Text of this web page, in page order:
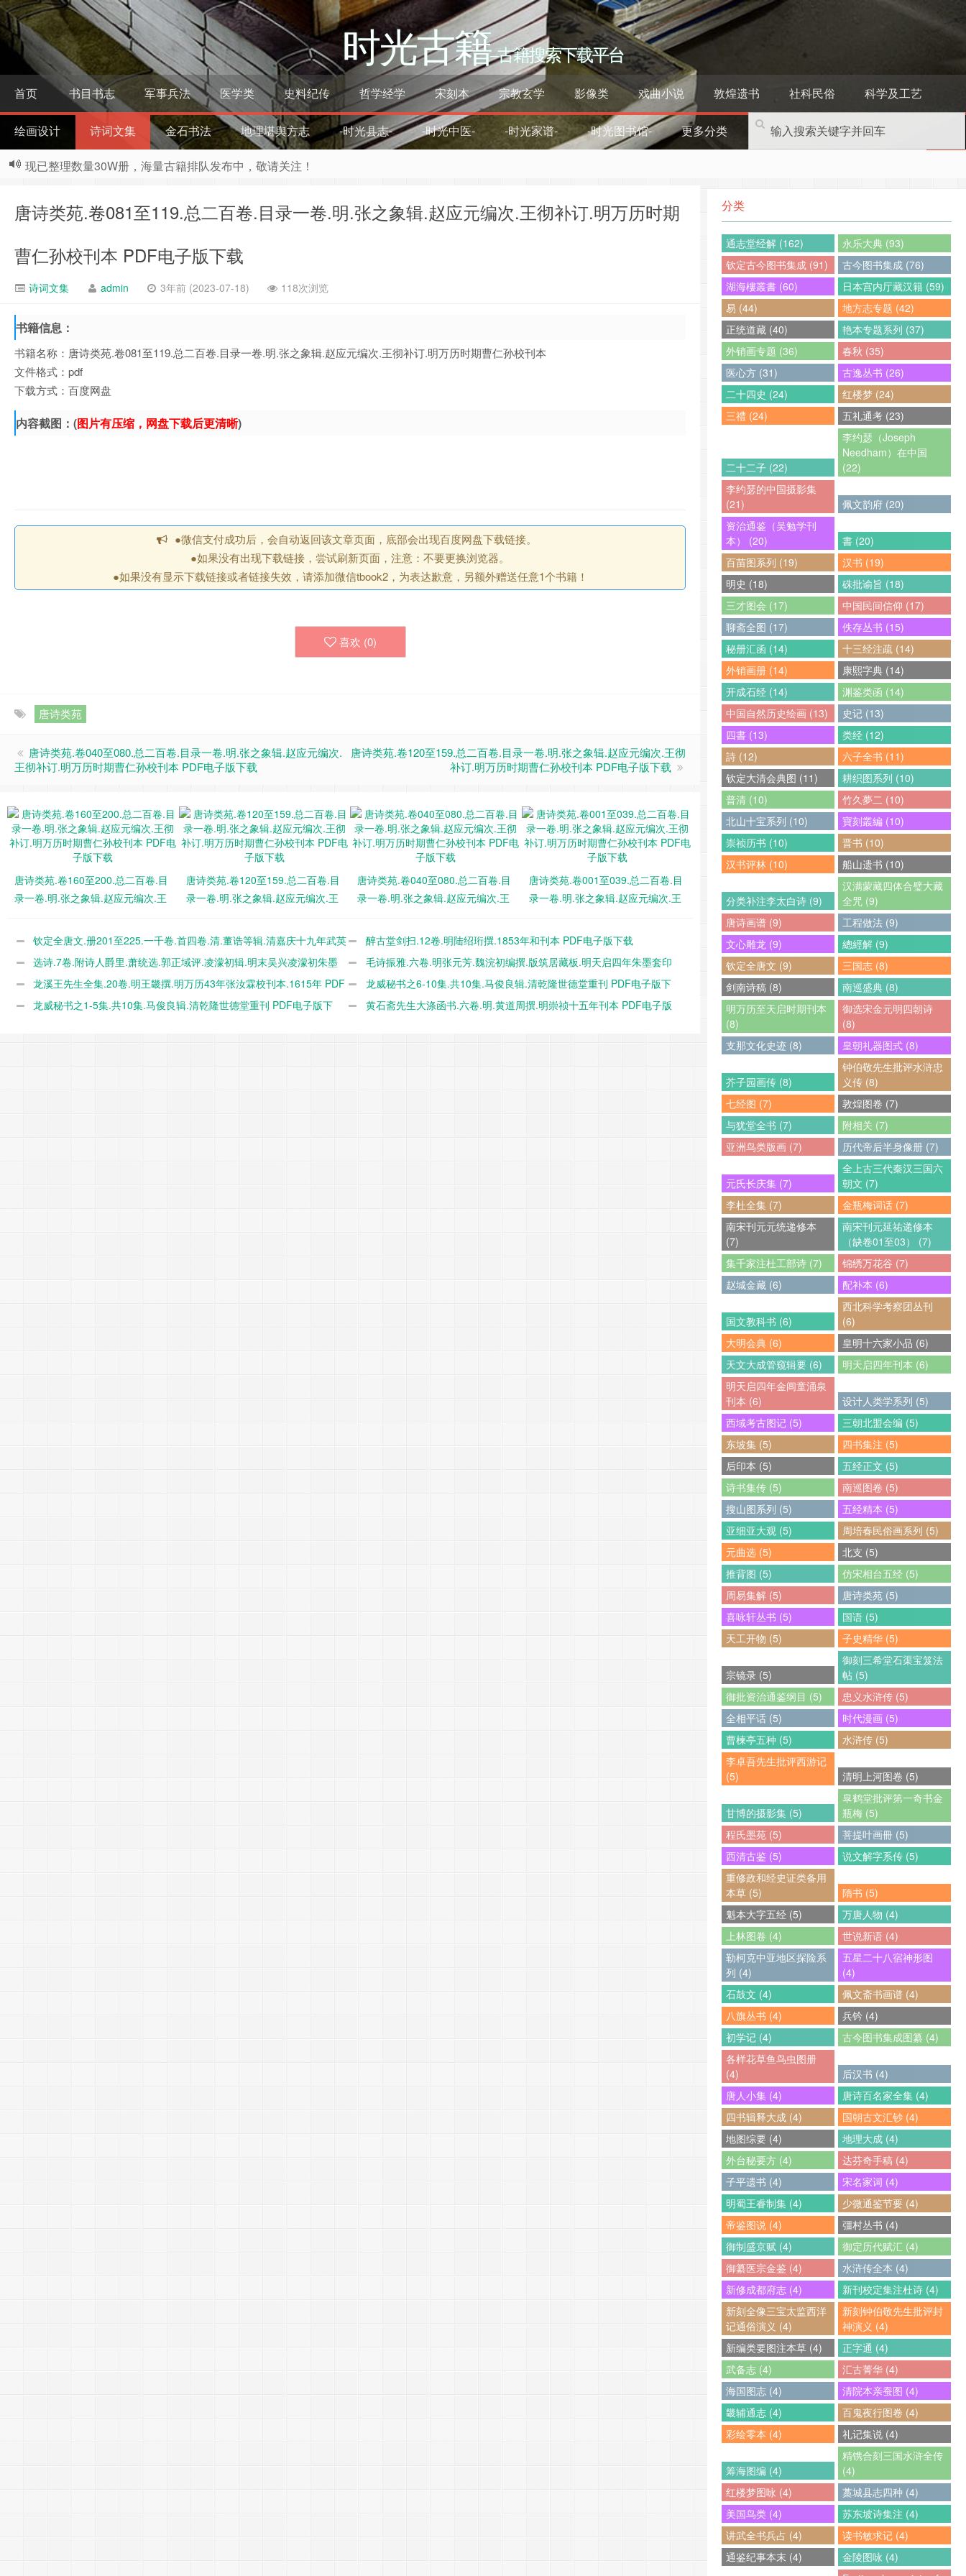
时光古籍–古籍搜索下载平台
首页 书目书志 军事兵法 医学类 史料纪传 哲学经学 宋刻本 宗教玄学 影像类 戏曲小说 敦煌遗书 社科民俗 科学及工艺
绘画设计 诗词文集 金石书法 地理堪舆方志 -时光县志- -时光中医- -时光家谱- -时光图书馆- 更多分类
现已整理数量30W册，海量古籍排队发布中，敬请关注！
唐诗类苑.卷081至119.总二百卷.目录一卷.明.张之象辑.赵应元编次.王彻补订.明万历时期
曹仁孙校刊本 PDF电子版下载
诗词文集 admin 3年前 (2023-07-18) 118次浏览
书籍信息：
书籍名称：唐诗类苑.卷081至119.总二百卷.目录一卷.明.张之象辑.赵应元编次.王彻补订.明万历时期曹仁孙校刊本
文件格式：pdf
下载方式：百度网盘
内容截图：(图片有压缩，网盘下载后更清晰)
●微信支付成功后，会自动返回该文章页面，底部会出现百度网盘下载链接。
●如果没有出现下载链接，尝试刷新页面，注意：不要更换浏览器。
●如果没有显示下载链接或者链接失效，请添加微信tbook2，为表达歉意，另额外赠送任意1个书籍！
喜欢 (0)
唐诗类苑
唐诗类苑.卷040至080.总二百卷.目录一卷.明.张之象辑.赵应元编次.
王彻补订.明万历时期曹仁孙校刊本 PDF电子版下载
唐诗类苑.卷120至159.总二百卷.目录一卷.明.张之象辑.赵应元编次.王彻
补订.明万历时期曹仁孙校刊本 PDF电子版下载
唐诗类苑.卷160至200.总二百卷.目
录一卷.明.张之象辑.赵应元编次.王
PDF电子版下载
唐诗类苑.卷120至159.总二百卷.目
录一卷.明.张之象辑.赵应元编次.王
PDF电子版下载
唐诗类苑.卷040至080.总二百卷.目
录一卷.明.张之象辑.赵应元编次.王
PDF电子版下载
唐诗类苑.卷001至039.总二百卷.目
录一卷.明.张之象辑.赵应元编次.王
PDF电子版下载
钦定全唐文.册201至225.一千卷.首四卷.清.董诰等辑.清嘉庆十九年武英
殿刊本 PDF电子版下载
醉古堂剑扫.12卷.明陆绍珩撰.1853年和刊本 PDF电子版下载
选诗.7卷.附诗人爵里.萧统选.郭正域评.凌濛初辑.明末吴兴凌濛初朱墨
套印本 PDF电子版下载
毛诗振雅.六卷.明张元芳.魏浣初编撰.版筑居藏板.明天启四年朱墨套印
本.1624年 PDF电子版下载
龙溪王先生全集.20卷.明王畿撰.明万历43年张汝霖校刊本.1615年 PDF
电子版下载
龙威秘书之6-10集.共10集.马俊良辑.清乾隆世德堂重刊 PDF电子版下
载
龙威秘书之1-5集.共10集.马俊良辑.清乾隆世德堂重刊 PDF电子版下
黄石斋先生大涤函书.六卷.明.黄道周撰.明崇祯十五年刊本 PDF电子版
分类
通志堂经解 (162)
永乐大典 (93)
钦定古今图书集成 (91)
古今图书集成 (76)
湖海樓叢書 (60)
日本宫内厅藏汉籍 (59)
易 (44)
地方志专题 (42)
正统道藏 (40)
艳本专题系列 (37)
外销画专题 (36)
春秋 (35)
医心方 (31)
古逸丛书 (26)
二十四史 (24)
红楼梦 (24)
三禮 (24)
五礼通考 (23)
二十二子 (22)
李约瑟（Joseph
Needham）在中国
(22)
李约瑟的中国摄影集
(21)
佩文韵府 (20)
资治通鉴（吴勉学刊
本） (20)
書 (20)
百苗图系列 (19)
汉书 (19)
明史 (18)
硃批谕旨 (18)
三才图会 (17)
中国民间信仰 (17)
聊斋全图 (17)
佚存丛书 (15)
秘册汇函 (14)
十三经注疏 (14)
外销画册 (14)
康熙字典 (14)
开成石经 (14)
渊鉴类函 (14)
中国自然历史绘画 (13)
史记 (13)
四書 (13)
类经 (12)
詩 (12)
六子全书 (11)
钦定大清会典图 (11)
耕织图系列 (10)
普清 (10)
竹久夢二 (10)
北山十宝系列 (10)
寶刻叢編 (10)
崇祯历书 (10)
晋书 (10)
汉书评林 (10)
船山遗书 (10)
分类补注李太白诗 (9)
汉满蒙藏四体合璧大藏
全咒 (9)
唐诗画谱 (9)
工程做法 (9)
文心雕龙 (9)
總經解 (9)
钦定全唐文 (9)
三国志 (8)
剑南诗稿 (8)
南巡盛典 (8)
明万历至天启时期刊本
(8)
御选宋金元明四朝诗
(8)
支那文化史迹 (8)
皇朝礼器图式 (8)
芥子园画传 (8)
钟伯敬先生批评水浒忠
义传 (8)
七经图 (7)
敦煌图卷 (7)
与犹堂全书 (7)
附相关 (7)
亚洲鸟类版画 (7)
历代帝后半身像册 (7)
元氏长庆集 (7)
全上古三代秦汉三国六
朝文 (7)
李杜全集 (7)
金瓶梅词话 (7)
南宋刊元元统递修本
(7)
南宋刊元延祐递修本
（缺卷01至03） (7)
集千家注杜工部诗 (7)
锦绣万花谷 (7)
赵城金藏 (6)
配补本 (6)
国文教科书 (6)
西北科学考察团丛刊
(6)
大明会典 (6)
皇明十六家小品 (6)
天文大成管窥辑要 (6)
明天启四年刊本 (6)
明天启四年金阊童涌泉
刊本 (6)
设计人类学系列 (5)
西域考古图记 (5)
三朝北盟会编 (5)
东坡集 (5)
四书集注 (5)
后印本 (5)
五经正文 (5)
诗书集传 (5)
南巡图卷 (5)
搜山图系列 (5)
五经精本 (5)
亚细亚大观 (5)
周培春民俗画系列 (5)
元曲选 (5)
北支 (5)
推背图 (5)
仿宋相台五经 (5)
周易集解 (5)
唐诗类苑 (5)
喜咏轩丛书 (5)
国语 (5)
天工开物 (5)
子史精华 (5)
宗镜录 (5)
御刻三希堂石渠宝笈法
帖 (5)
御批资治通鉴纲目 (5)
忠义水浒传 (5)
全相平话 (5)
时代漫画 (5)
曹楝亭五种 (5)
水浒传 (5)
李卓吾先生批评西游记
(5)
清明上河图卷 (5)
甘博的摄影集 (5)
皐鹤堂批评第一奇书金
瓶梅 (5)
程氏墨苑 (5)
菩提叶画冊 (5)
西清古鉴 (5)
说文解字系传 (5)
重修政和经史证类备用
本草 (5)
隋书 (5)
魁本大字五经 (5)
万唐人物 (4)
上林图卷 (4)
世说新语 (4)
勒柯克中亚地区探险系
列 (4)
五星二十八宿神形图
(4)
石鼓文 (4)
佩文斋书画谱 (4)
八旗丛书 (4)
兵钤 (4)
初学记 (4)
古今图书集成图纂 (4)
各样花草鱼鸟虫图册
(4)
后汉书 (4)
唐人小集 (4)
唐诗百名家全集 (4)
四书辑释大成 (4)
国朝古文汇钞 (4)
地图综要 (4)
地理大成 (4)
外台秘要方 (4)
达芬奇手稿 (4)
子平遗书 (4)
宋名家词 (4)
明蜀王睿制集 (4)
少微通鉴节要 (4)
帝鉴图说 (4)
彊村丛书 (4)
御制盛京赋 (4)
御定历代赋汇 (4)
御纂医宗金鉴 (4)
水浒传全本 (4)
新修成都府志 (4)
新刊校定集注杜诗 (4)
新刻全像三宝太监西洋
记通俗演义 (4)
新刻钟伯敬先生批评封
神演义 (4)
新编类要图注本草 (4)
正字通 (4)
武备志 (4)
汇古菁华 (4)
海国图志 (4)
清院本亲蚕图 (4)
畿辅通志 (4)
百鬼夜行图卷 (4)
彩绘零本 (4)
礼记集说 (4)
筹海图编 (4)
精镌合刻三国水浒全传
(4)
红楼梦图咏 (4)
藁城县志四种 (4)
美国鸟类 (4)
苏东坡诗集注 (4)
讲武全书兵占 (4)
读书敏求记 (4)
通鉴纪事本末 (4)
金陵图咏 (4)